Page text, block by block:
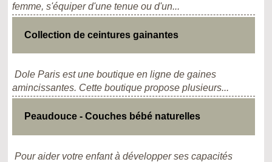
femme, s'équiper d'une tenue ou d'un...
Collection de ceintures gainantes
Dole Paris est une boutique en ligne de gaines
amincissantes. Cette boutique propose plusieurs...
Peaudouce - Couches bébé naturelles
Pour aider votre enfant à développer ses capacités